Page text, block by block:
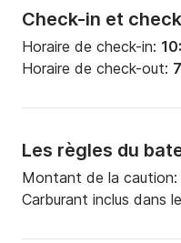
Check-in et
Horaire de check-in:
Horaire de check-out:
Les règles du
Montant de la caution:
Carburant inclus dans